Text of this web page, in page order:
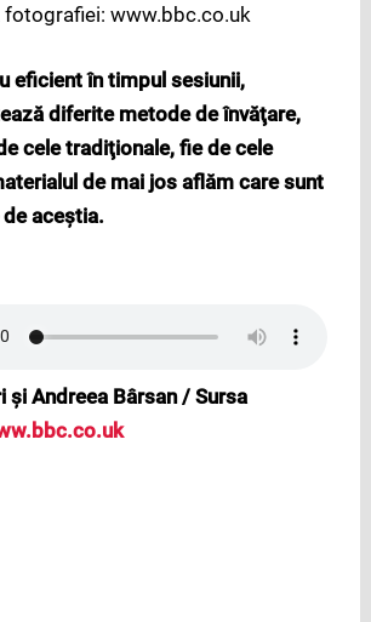
fotografiei: www.bbc.co.uk
eficient în timpul sesiunii,
diferite metode de învăţare,
cele tradiţionale, fie de cele
de mai jos aflăm care sunt
aceştia.
şi Andreea Bârsan / Sursa